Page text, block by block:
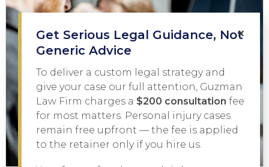
×
Get Serious Legal Guidance, Not
Generic Advice
To deliver a custom legal strategy and
give your case our full attention, Guzman
Law Firm charges a $200 consultation fee
for most matters. Personal injury cases
remain free upfront — the fee is applied
to the retainer only if you hire us.